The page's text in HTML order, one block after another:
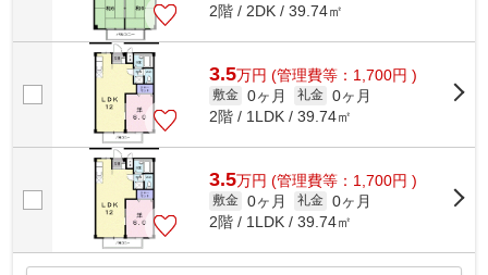
2階 / 2DK / 39.74㎡
3.5万円 (管理費等：1,700円 )
敷金 0ヶ月 礼金 0ヶ月
2階 / 1LDK / 39.74㎡
3.5万円 (管理費等：1,700円 )
敷金 0ヶ月 礼金 0ヶ月
2階 / 1LDK / 39.74㎡